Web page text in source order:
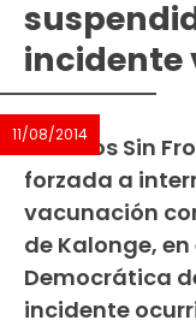
incidente
11/08/2014
Médicos Sin
forzada a
vacunación
de Kalonge,
Democrática
incidente